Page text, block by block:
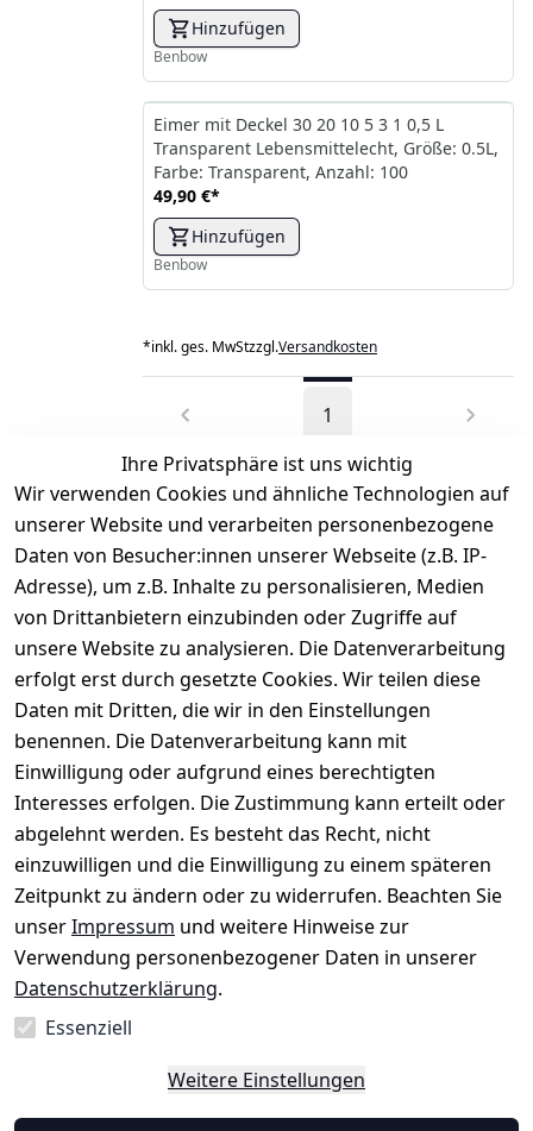
Hinzufügen
Benbow
Eimer mit Deckel 30 20 10 5 3 1 0,5 L
Transparent Lebensmittelecht, Größe: 0.5L,
Farbe: Transparent, Anzahl: 100
49,90 €*
Hinzufügen
Benbow
*inkl. ges. MwStzzgl.Versandkosten
1
Ihre Privatsphäre ist uns wichtig
Wir verwenden Cookies und ähnliche Technologien auf
unserer Website und verarbeiten personenbezogene
Daten von Besucher:innen unserer Webseite (z.B. IP-
Adresse), um z.B. Inhalte zu personalisieren, Medien
von Drittanbietern einzubinden oder Zugriffe auf
unsere Website zu analysieren. Die Datenverarbeitung
erfolgt erst durch gesetzte Cookies. Wir teilen diese
Daten mit Dritten, die wir in den Einstellungen
benennen. Die Datenverarbeitung kann mit
Einwilligung oder aufgrund eines berechtigten
Interesses erfolgen. Die Zustimmung kann erteilt oder
abgelehnt werden. Es besteht das Recht, nicht
einzuwilligen und die Einwilligung zu einem späteren
Zeitpunkt zu ändern oder zu widerrufen. Beachten Sie
unserImpressum und weitere Hinweise zur
Verwendung personenbezogener Daten in unserer
Datenschutzerklärung.
Essenziell
Weitere Einstellungen
Rechtliches
AGB
Impressum
Datenschutze
rklärung
Barrierefreihe
itserklärung
Widerrufsrec
ht
Service
Kontakt
Registrieren
Rechnungska
Kontakt
↺ 30 Tage
Widerrufsre
cht
Informatio
nen
Retourenlage
r: Eichenallee
3, 06184
Kabelsketal
Telefon: +49
1512 6260858
E-Mail:
info@konsyst
em.de
Blog und
Wissensdaten
bank
Über uns
★★★★☆
Top-Verkäufer
★★★★★
Bewertungen
Über 228.000